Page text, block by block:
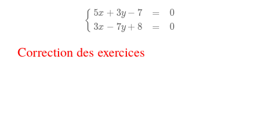
{ 5x + 3y − 7 =
0
3x − 7y + 8 = 0
{5 x 3y − 03 +8
Correction des exercices